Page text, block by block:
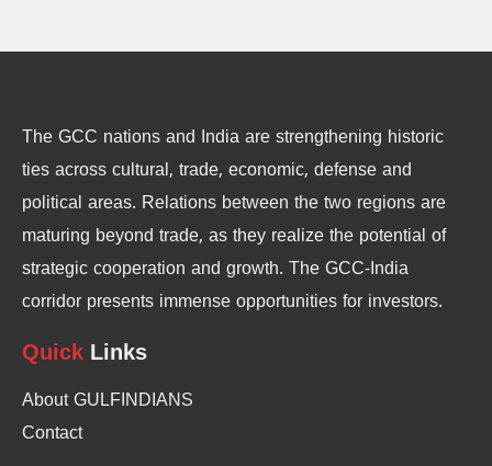
The GCC nations and India are strengthening historic
ties across cultural, trade, economic, defense and
political areas. Relations between the two regions are
maturing beyond trade, as they realize the potential of
strategic cooperation and growth. The GCC-India
corridor presents immense opportunities for investors.
Quick Links
About GULFINDIANS
Contact